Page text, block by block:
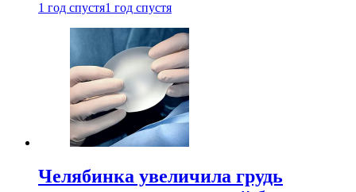
1 год спустя1 год спустя
Челябинка увеличила грудь